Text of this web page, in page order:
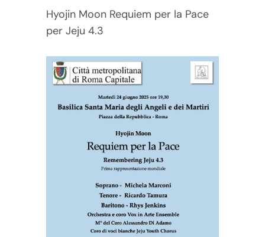
Hyojin Moon Requiem per la Pace
per Jeju 4.3